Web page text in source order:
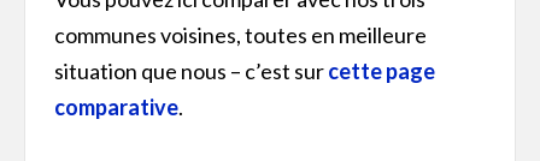
communes voisines, toutes en meilleure
situation que nous – c’est surcette page
comparative.